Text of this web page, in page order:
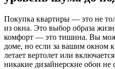
Покупка квартиры — это не
из окна. Это выбор образа
комфорт — это тишина. Вы
доме, но если за вашим окном
летает вертолет или
никакие дизайнерские обои не